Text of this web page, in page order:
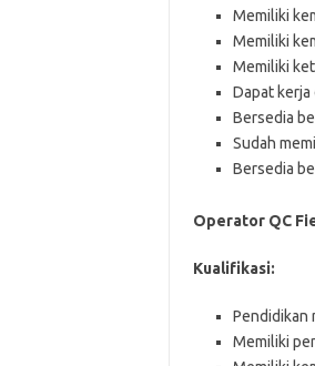
Memiliki
Memiliki
Memiliki
Dapat kerja
Bersedia
Sudah
Bersedia
Operator QC
Kuаlіfіkаѕі:
Pendidikan
Memiliki